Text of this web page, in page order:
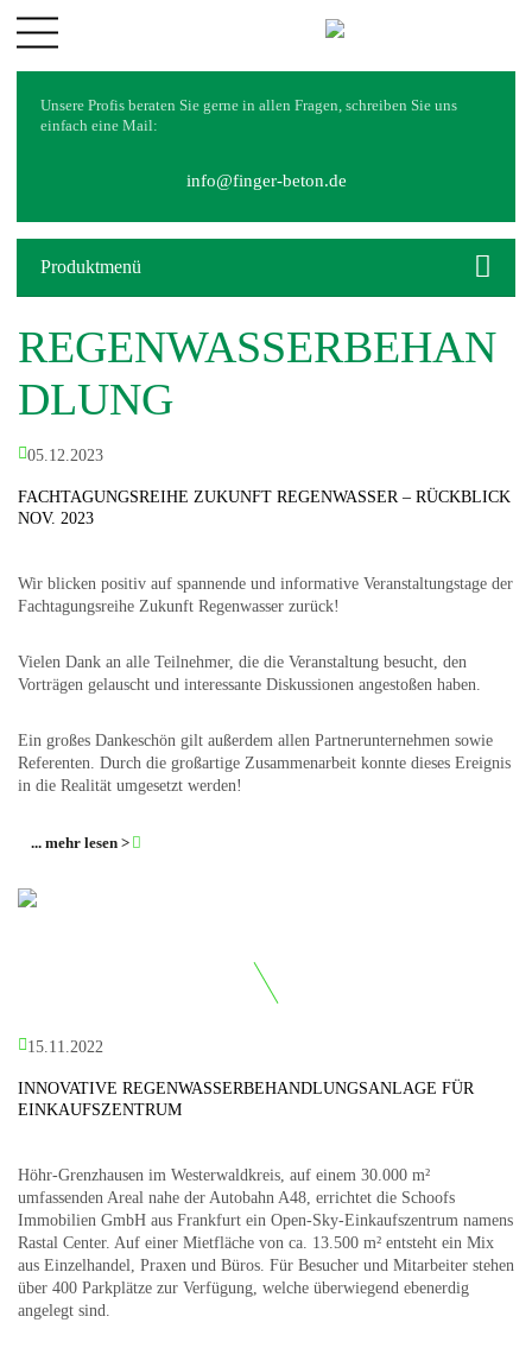
UNTERNEHMEN
Philosophie
Downloads
REFERENZEN
KARRIERE
LOGIN
Unsere Profis beraten Sie gerne in allen Fragen, schreiben Sie uns
einfach eine Mail:
info@finger-beton.de
Produktmenü
REGENWASSERBEHAN
DLUNG
05.12.2023
FACHTAGUNGSREIHE ZUKUNFT REGENWASSER – RÜCKBLICK
NOV. 2023
Wir blicken positiv auf spannende und informative Veranstaltungstage der
Fachtagungsreihe Zukunft Regenwasser zurück!
Vielen Dank an alle Teilnehmer, die die Veranstaltung besucht, den
Vorträgen gelauscht und interessante Diskussionen angestoßen haben.
Ein großes Dankeschön gilt außerdem allen Partnerunternehmen sowie
Referenten. Durch die großartige Zusammenarbeit konnte dieses Ereignis
in die Realität umgesetzt werden!
... mehr lesen >
15.11.2022
INNOVATIVE REGENWASSERBEHANDLUNGSANLAGE FÜR
EINKAUFSZENTRUM
Höhr-Grenzhausen im Westerwaldkreis, auf einem 30.000 m²
umfassenden Areal nahe der Autobahn A48, errichtet die Schoofs
Immobilien GmbH aus Frankfurt ein Open-Sky-Einkaufszentrum namens
Rastal Center. Auf einer Mietfläche von ca. 13.500 m² entsteht ein Mix
aus Einzelhandel, Praxen und Büros. Für Besucher und Mitarbeiter stehen
über 400 Parkplätze zur Verfügung, welche überwiegend ebenerdig
angelegt sind.